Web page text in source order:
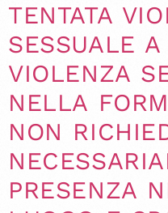
TENTATA
SESSUALE
VIOLENZA
NELLA
NON
PRESENZA